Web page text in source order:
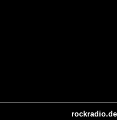
rockradio.de